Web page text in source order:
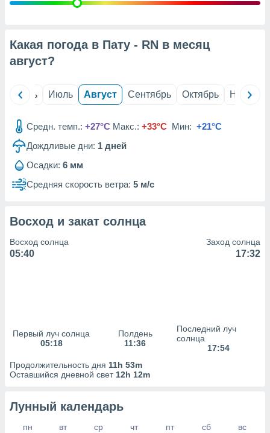
данных
рекламы
сведения
Какая погода в Пату - RN в месяц
август?
Июнь Июль Август Сентябрь Октябрь Ноябрь
Средн. темп.: +27°C Макс.: +33°C Мин: +21°C
Дождливые дни: 1 дней
Осадки: 6 мм
Средняя скорость ветра: 5 м/с
Восход и закат солнца
Восход солнца
05:40
Заход солнца
17:32
Первый луч солнца
05:18
Полдень
11:36
Последний луч
солнца
17:54
Продолжительность дня 11h 53m
Оставшийся дневной свет 12h 12m
Лунный календарь
пн вт ср чт пт сб
вс